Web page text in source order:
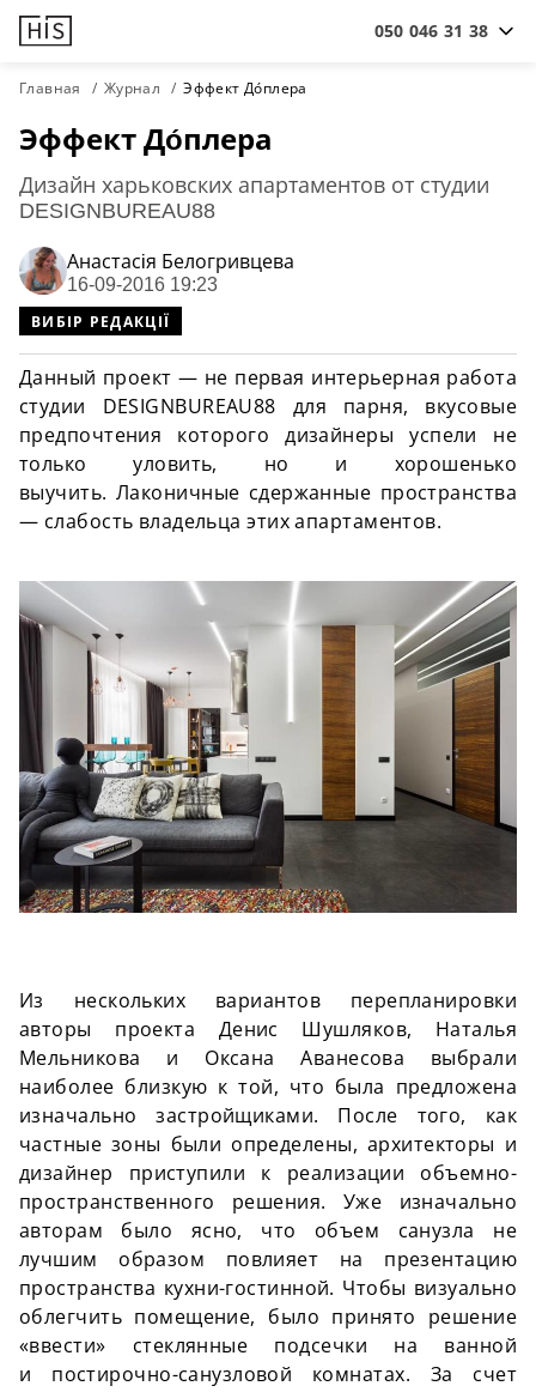
050 046 31 38
Главная Журнал Эффект До́плера
Эффект До́плера
Дизайн харьковских апартаментов от студии
DESIGNBUREAU88
Анастасiя Белогривцева
16-09-2016 19:23
ВИБІР РЕДАКЦІЇ
Данный проект — не первая интерьерная работа
студии DESIGNBUREAU88 для парня, вкусовые
предпочтения которого дизайнеры успели не
только уловить, но и хорошенько
выучить. Лаконичные сдержанные пространства
— слабость владельца этих апартаментов.
Из нескольких вариантов перепланировки
авторы проекта Денис Шушляков, Наталья
Мельникова и Оксана Аванесова выбрали
наиболее близкую к той, что была предложена
изначально застройщиками. После того, как
частные зоны были определены, архитекторы и
дизайнер приступили к реализации объемно-
пространственного решения. Уже изначально
авторам было ясно, что объем санузла не
лучшим образом повлияет на презентацию
пространства кухни-гостинной. Чтобы визуально
облегчить помещение, было принято решение
«ввести» стеклянные подсечки на ванной
и постирочно-санузловой комнатах. За счет